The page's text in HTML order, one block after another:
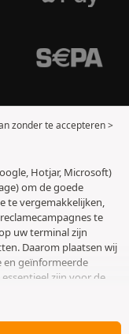
zonder te accepteren >
Hotjar, Microsoft)
om de goede
te vergemakkelijken,
te
uw terminal zijn
Daarom plaatsen wij
en geïnformeerde
zijn voor de
de pagina over
kiezen om verder te